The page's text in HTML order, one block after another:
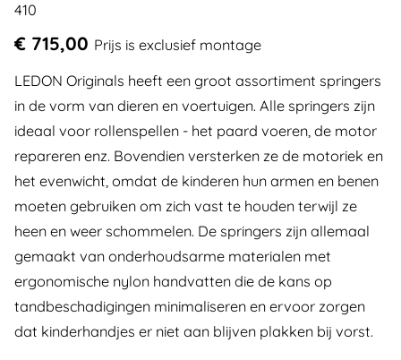
410
€ 715,00 Prijs is exclusief montage
LEDON Originals heeft een groot assortiment springers
in de vorm van dieren en voertuigen. Alle springers zijn
ideaal voor rollenspellen - het paard voeren, de motor
repareren enz. Bovendien versterken ze de motoriek en
het evenwicht, omdat de kinderen hun armen en benen
moeten gebruiken om zich vast te houden terwijl ze
heen en weer schommelen. De springers zijn allemaal
gemaakt van onderhoudsarme materialen met
ergonomische nylon handvatten die de kans op
tandbeschadigingen minimaliseren en ervoor zorgen
dat kinderhandjes er niet aan blijven plakken bij vorst.